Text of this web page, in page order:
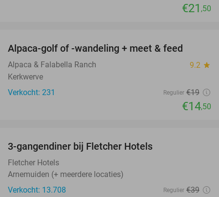
€21 ,50
Alpaca-golf of -wandeling + meet & feed
Alpaca & Falabella Ranch 9.2 star
Kerkwerve
Verkocht: 231
Regulier €19
€14,50
3-gangendiner bij Fletcher Hotels
Fletcher Hotels
Arnemuiden (+ meerdere locaties)
Verkocht: 13.708
Regulier €39